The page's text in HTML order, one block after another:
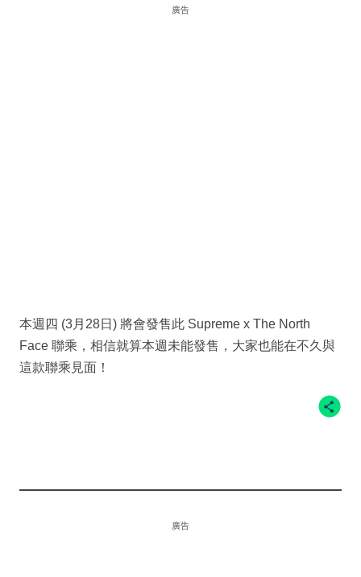
廣告
本週四 (3月28日) 將會發售此 Supreme x The North
Face 聯乘，相信就算本週未能發售，大家也能在不久與
這款聯乘見面！
廣告